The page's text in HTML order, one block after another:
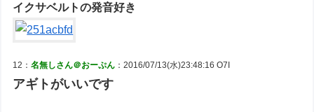
イクサベルトの発音好き
12：名無しさん＠おーぷん ：2016/07/13(水)23:48:16 O7I
アギトがいいです